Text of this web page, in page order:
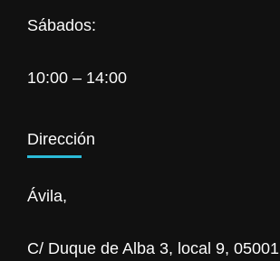
Sábados:
10:00 – 14:00
Dirección
Ávila,
C/ Duque de Alba 3, local 9, 05001